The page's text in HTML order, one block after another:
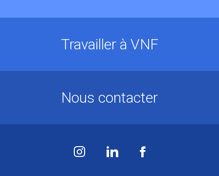
Travailler à VNF
Nous contacter